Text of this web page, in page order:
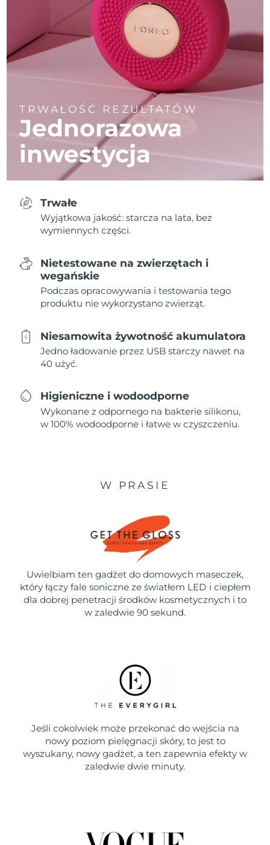
TRWAŁOŚĆ REZULTATÓW
Jednorazowa
inwestycja
Trwałe
Wyjątkowa jakość: starcza na lata, bez
wymiennych części.
Nietestowane na zwierzętach i
wegańskie
Podczas opracowywania i testowania tego
produktu nie wykorzystano zwierząt.
Niesamowita żywotność akumulatora
Jedno ładowanie przez USB starczy nawet na
40 użyć.
Higieniczne i wodoodporne
Wykonane z odpornego na bakterie silikonu,
w 100% wodoodporne i łatwe w czyszczeniu.
W PRASIE
Uwielbiam ten gadżet do domowych maseczek,
który łączy fale soniczne ze światłem LED i ciepłem
dla dobrej penetracji środków kosmetycznych i to
w zaledwie 90 sekund.
Jeśli cokolwiek może przekonać do wejścia na
nowy poziom pielęgnacji skóry, to jest to
wyszukany, nowy gadżet, a ten zapewnia efekty w
zaledwie dwie minuty.